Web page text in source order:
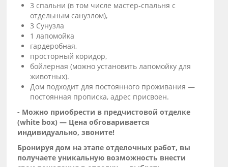
3 спальни (в том числе мастер‑спальня с
отдельным санузлом),
3 Сунузла
1 лапомойка
гардеробная,
просторный коридор,
бойлерная (можно установить лапомойку для
животных).
Дом подходит для постоянного проживания —
постоянная прописка, адрес присвоен.
- Можно приобрести в предчистовой отделке
(white box) — Цена обговаривается
индивидуально, звоните!
Бронируя дом на этапе отделочных работ, вы
получаете уникальную возможность внести